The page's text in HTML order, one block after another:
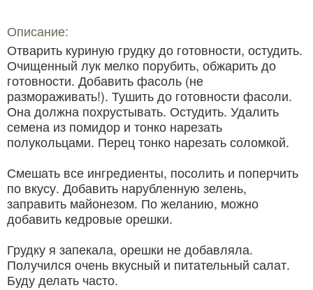
Описание:
Отварить куриную грудку до готовности, остудить.
Очищенный лук мелко порубить, обжарить до
готовности. Добавить фасоль (не
размораживать!). Тушить до готовности фасоли.
Она должна похрустывать. Остудить. Удалить
семена из помидор и тонко нарезать
полукольцами. Перец тонко нарезать соломкой.
Смешать все ингредиенты, посолить и поперчить
по вкусу. Добавить нарубленную зелень,
заправить майонезом. По желанию, можно
добавить кедровые орешки.
Грудку я запекала, орешки не добавляла.
Получился очень вкусный и питательный салат.
Буду делать часто.